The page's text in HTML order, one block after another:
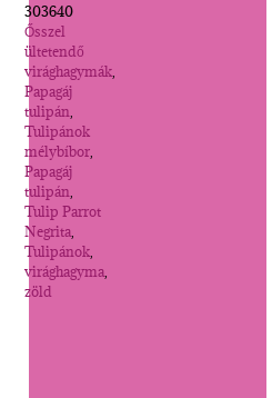
303640
Ősszel
ültetendő
virághagymák,
Papagáj
tulipán,
Tulipánok
mélybíbor,
Papagáj
tulipán,
Tulip Parrot
Negrita,
Tulipánok,
virághagyma,
zöld